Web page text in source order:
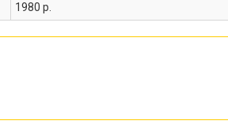
1980 р.